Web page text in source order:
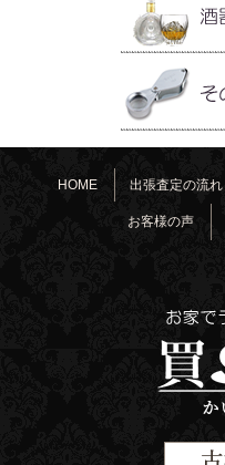
HOME 出張査定の流れ
お客様の声